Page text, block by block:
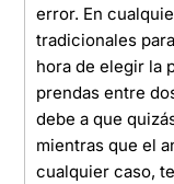
error. En
tradicionales
hora de elegir la
prendas entre
debe a que
mientras que el
cualquier caso,